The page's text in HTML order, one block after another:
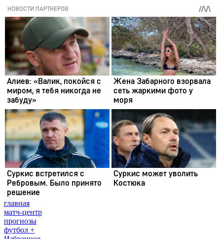
главная
матч-центр
прогнозы
футбол +